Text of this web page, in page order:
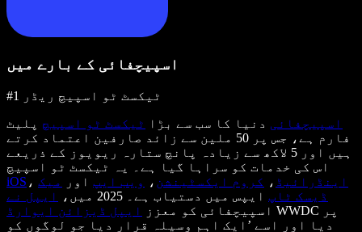
اسپیچفائی کے بارے میں
#1 ٹیکسٹ ٹو اسپیچ ریڈر
اسپیچفائی دنیا کا سب سے بڑا ٹیکسٹ ٹو اسپیچ پلیٹ
فارم ہے، جس پر 50 ملین سے زائد صارفین اعتماد کرتے
ہیں اور 5 لاکھ سے زیادہ پانچ ستارہ ریویوز کے ذریعے
اس کی خدمات کو سراہا گیا ہے۔ یہ ٹیکسٹ ٹو اسپیچ
iOS ، اینڈرائیڈ ، کروم ایکسٹینشن ، ویب ایپ اور
میک
ڈیسک ٹاپ ایپس میں دستیاب ہے۔ 2025 میں،
ایپل نے
اسپیچفائی کو معزز
ایپل ڈیزائن ایوارڈ
WWDC پر
دیا اور اسے ’ایک اہم وسیلہ قرار دیا جو لوگوں کو